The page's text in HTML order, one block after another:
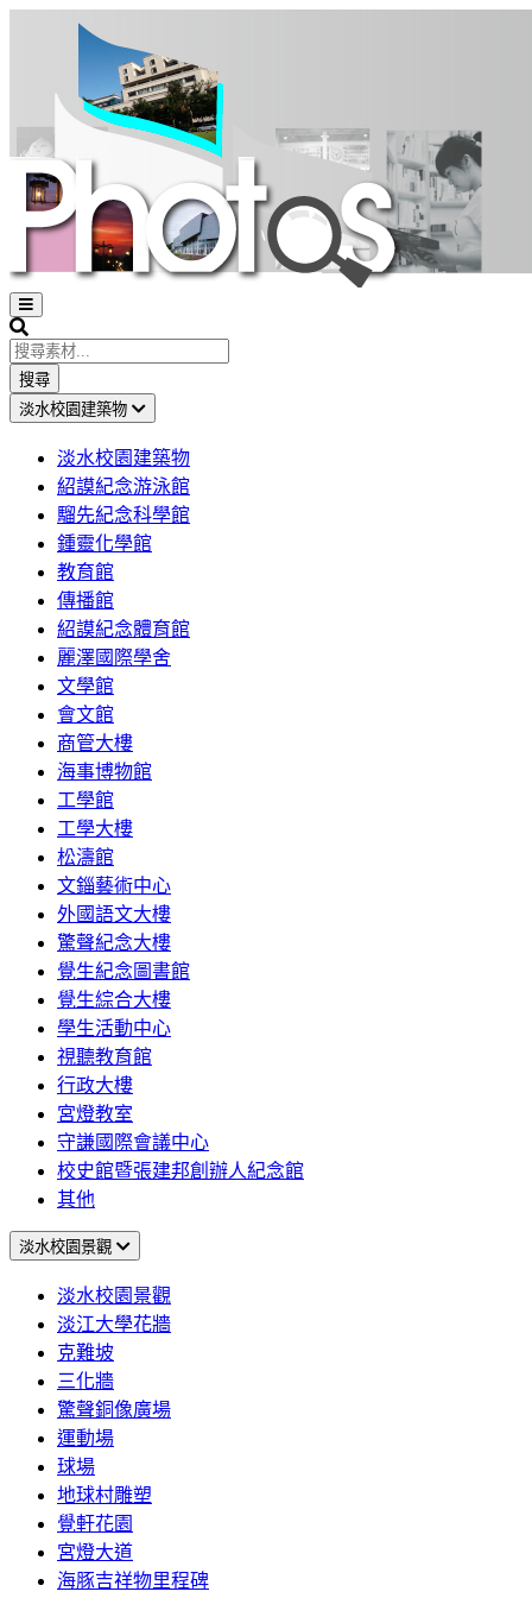
Open
sidebar
Search
搜尋
淡水校園建築物
淡水校園建築物
紹謨紀念游泳館
騮先紀念科學館
鍾靈化學館
教育館
傳播館
紹謨紀念體育館
麗澤國際學舍
文學館
會文館
商管大樓
海事博物館
工學館
工學大樓
松濤館
文錙藝術中心
外國語文大樓
驚聲紀念大樓
覺生紀念圖書館
覺生綜合大樓
學生活動中心
視聽教育館
行政大樓
宮燈教室
守謙國際會議中心
校史館暨張建邦創辦人紀念館
其他
淡水校園景觀
淡水校園景觀
淡江大學花牆
克難坡
三化牆
驚聲銅像廣場
運動場
球場
地球村雕塑
覺軒花園
宮燈大道
海豚吉祥物里程碑